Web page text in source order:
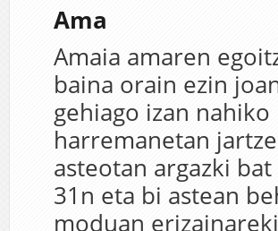
Ama
Amaia amaren
baina orain ezin
gehiago izan
harremanetan
asteotan argazki
31n eta bi astean
moduan